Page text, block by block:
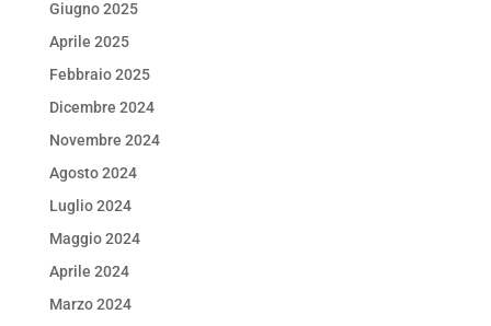
Giugno 2025
Aprile 2025
Febbraio 2025
Dicembre 2024
Novembre 2024
Agosto 2024
Luglio 2024
Maggio 2024
Aprile 2024
Marzo 2024